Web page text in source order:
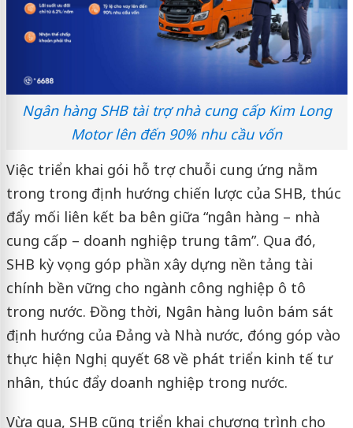
Ngân hàng SHB tài trợ nhà cung cấp Kim Long
Motor lên đến 90% nhu cầu vốn
Việc triển khai gói hỗ trợ chuỗi cung ứng nằm
trong trong định hướng chiến lược của SHB, thúc
đẩy mối liên kết ba bên giữa “ngân hàng – nhà
cung cấp – doanh nghiệp trung tâm”. Qua đó,
SHB kỳ vọng góp phần xây dựng nền tảng tài
chính bền vững cho ngành công nghiệp ô tô
trong nước. Đồng thời, Ngân hàng luôn bám sát
định hướng của Đảng và Nhà nước, đóng góp vào
thực hiện Nghị quyết 68 về phát triển kinh tế tư
nhân, thúc đẩy doanh nghiệp trong nước.
Vừa qua, SHB cũng triển khai chương trình cho